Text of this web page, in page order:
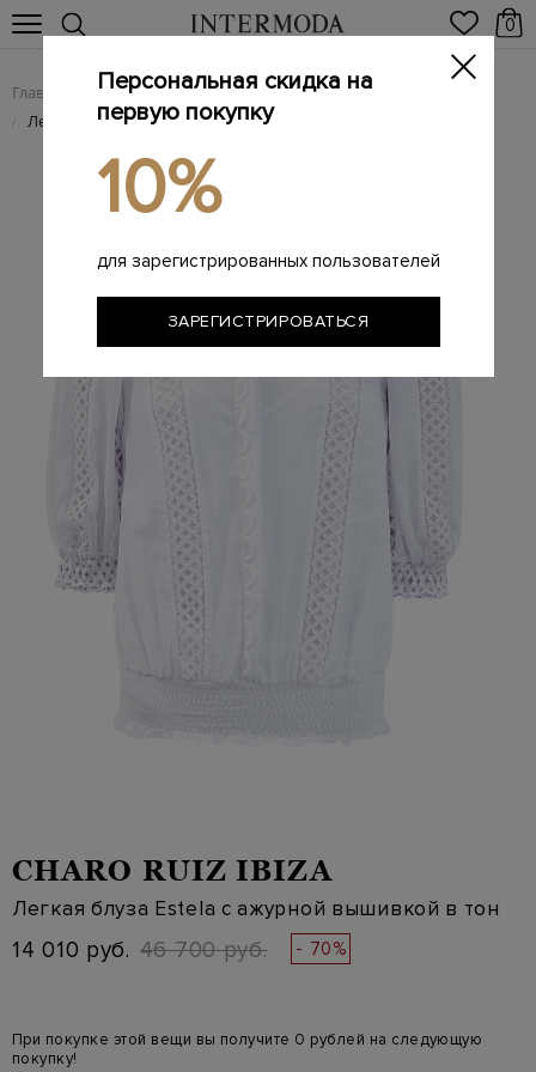
0
Главная Женщинам / Женская одежда / Женские блузы
/ Легкая блуза Estela с&nbsp;ажурной вышивкой в&nbsp;тон
CHARO RUIZ IBIZA
Легкая блуза Estela с ажурной вышивкой в тон
14 010 руб. 46 700 руб. - 70%
При покупке этой вещи вы получите 0 рублей на следующую
покупку!
Персональная скидка на
первую покупку
10%
для зарегистрированных пользователей
ЗАРЕГИСТРИРОВАТЬСЯ